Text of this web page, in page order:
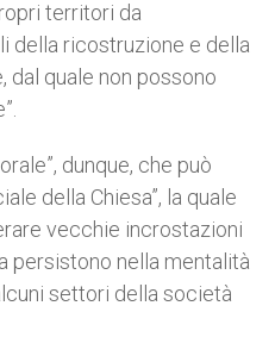
territori da
della ricostruzione e della
quale non possono
dunque, che può
della Chiesa”, la quale
vecchie incrostazioni
persistono nella mentalità
settori della società